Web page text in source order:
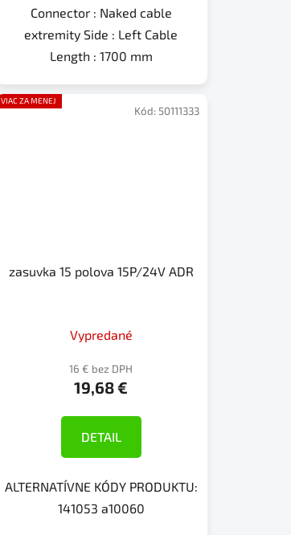
Connector : Naked cable
extremity Side : Left Cable
Length : 1700 mm
VIAC ZA MENEJ
zasuvka 15 polova 15P/24V ADR
Vypredané
16 € bez DPH
19,68 €
DETAIL
ALTERNATÍVNE KÓDY PRODUKTU:
141053 a10060
Kód: 50111333